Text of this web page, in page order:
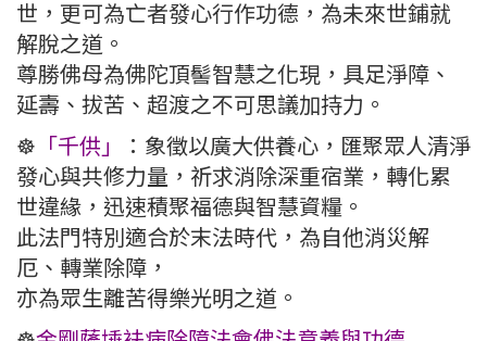
世，更可為亡者發心行作功德，為未來世鋪就
解脫之道。
尊勝佛母為佛陀頂髻智慧之化現，具足淨障、
延壽、拔苦、超渡之不可思議加持力。
☸️ 「千供」
：象徵以廣大供養心，匯聚眾人清淨
發心與共修力量，祈求消除深重宿業，轉化累
世違緣，迅速積聚福德與智慧資糧。
此法門特別適合於末法時代，為自他消災解
厄、轉業除障，
亦為眾生離苦得樂光明之道。